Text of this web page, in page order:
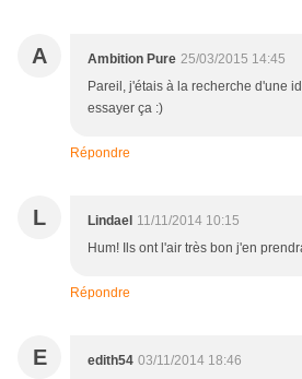
A Ambition Pure 25/03/2015 14:45
Pareil, j'étais à la recherche d'une
essayer ça :)
Répondre
L Lindael 11/11/2014 10:15
Hum! Ils ont l'air très bon j'en
Répondre
E edith54 03/11/2014 18:46